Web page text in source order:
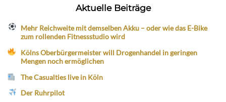
Aktuelle Beiträge
Mehr Reichweite mit demselben Akku – oder wie das E-Bike
zum rollenden Fitnessstudio wird
Kölns Oberbürgermeister will Drogenhandel in geringen
Mengen noch ermöglichen
The Casualties live in Köln
Der Ruhrpilot